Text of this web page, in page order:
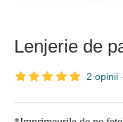
Lenjerie de
2 opinii